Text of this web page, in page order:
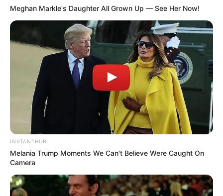
TAGS
ΟΔΗΓΟΙ ΠΕΛΑΡΓΟΣ ΠΛΑΣΜΑ
ΤΑΥΤΟΤΗΤΑ ΚΑΙ ΕΠΙΚΟΙΝΩΝΙΑ ΟΡΟΙ ΧΡΗΣΗΣ
Meghan Markle's Daughter All Grown Up — See Her Now!
INSTANTHUB
Melania Trump Moments We Can't Believe Were Caught On
Camera